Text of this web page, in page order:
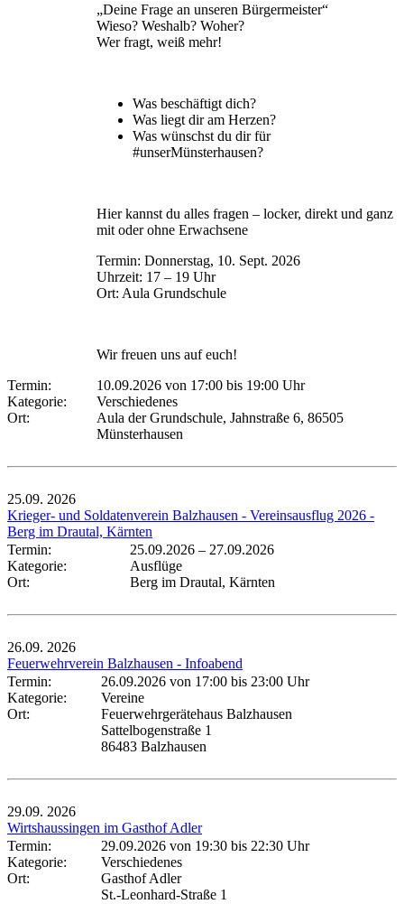
„Deine Frage an unseren Bürgermeister“
Wieso? Weshalb? Woher?
Wer fragt, weiß mehr!
Was beschäftigt dich?
Was liegt dir am Herzen?
Was wünschst du dir für
#unserMünsterhausen?
Hier kannst du alles fragen – locker, direkt und ganz
mit oder ohne Erwachsene
Termin: Donnerstag, 10. Sept. 2026
Uhrzeit: 17 – 19 Uhr
Ort: Aula Grundschule
Wir freuen uns auf euch!
Termin:
10.09.2026 von 17:00 bis 19:00 Uhr
Kategorie:
Verschiedenes
Ort:
Aula der Grundschule, Jahnstraße 6, 86505
Münsterhausen
25.09. 2026
Krieger- und Soldatenverein Balzhausen - Vereinsausflug 2026 -
Berg im Drautal, Kärnten
Termin:
25.09.2026 – 27.09.2026
Kategorie:
Ausflüge
Ort:
Berg im Drautal, Kärnten
26.09. 2026
Feuerwehrverein Balzhausen - Infoabend
Termin:
26.09.2026 von 17:00 bis 23:00 Uhr
Kategorie:
Vereine
Ort:
Feuerwehrgerätehaus Balzhausen
Sattelbogenstraße 1
86483 Balzhausen
29.09. 2026
Wirtshaussingen im Gasthof Adler
Termin:
29.09.2026 von 19:30 bis 22:30 Uhr
Kategorie:
Verschiedenes
Ort:
Gasthof Adler
St.-Leonhard-Straße 1